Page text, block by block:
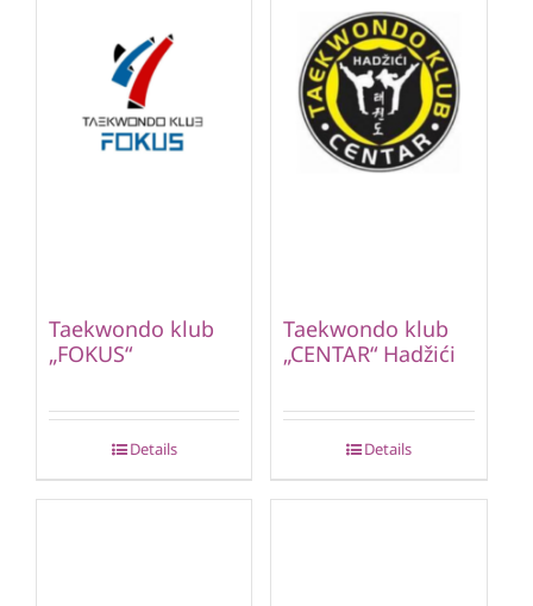
Taekwondo klub
„FOKUS“
Details
Taekwondo klub
„CENTAR“ Hadžići
Details